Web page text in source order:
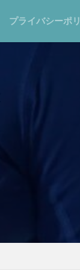
プライバシーポ